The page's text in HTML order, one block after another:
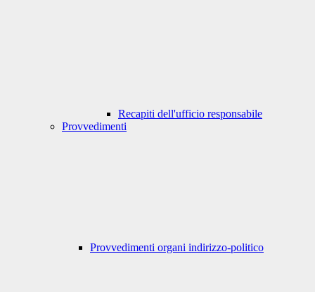
Recapiti dell'ufficio responsabile
Provvedimenti
Provvedimenti organi indirizzo-politico